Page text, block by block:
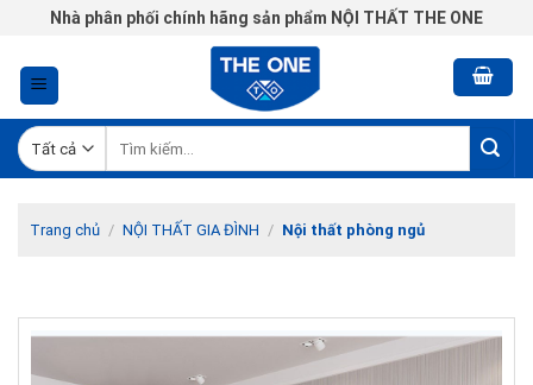
Chuyển
nội
dung
Nhà phân phối chính hãng sản phẩm NỘI THẤT THE ONE
kiếm:
Trang chủ / NỘI THẤT GIA ĐÌNH / Nội thất phòng ngủ